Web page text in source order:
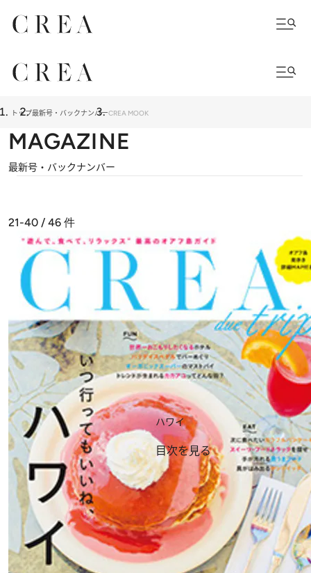
トップ最新号・バックナンバーCREA MOOK
MAGAZINE
最新号・バックナンバー
21-40 / 46 件
ハワイ
目次を見る